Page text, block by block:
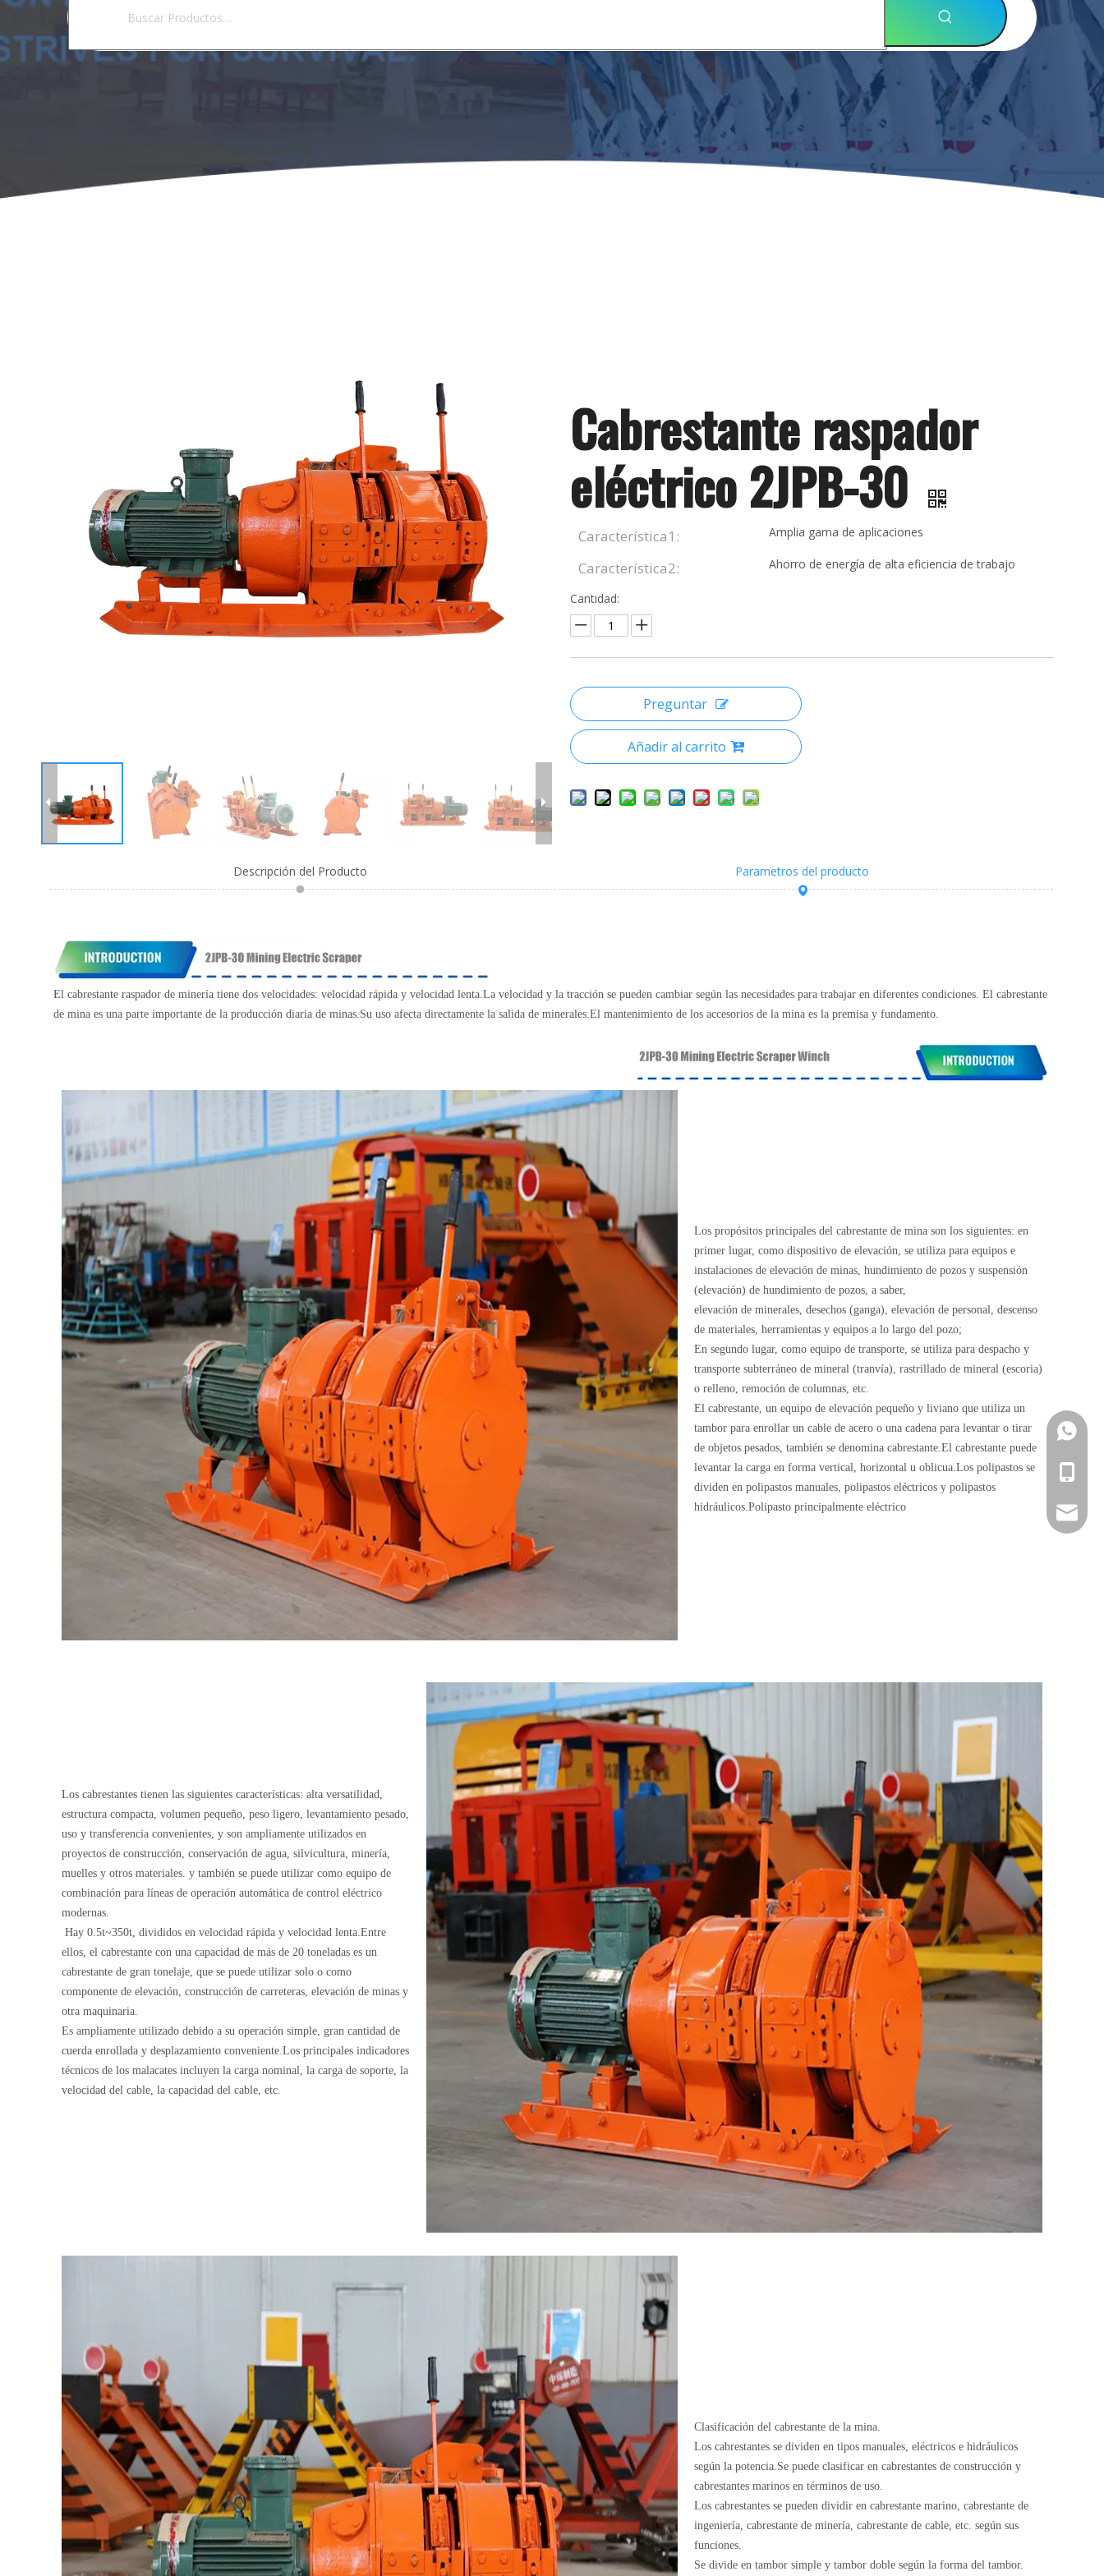
Cabrestante raspador
eléctrico 2JPB-30
Característica1: Amplia gama de aplicaciones
Característica2: Ahorro de energía de alta eficiencia de trabajo
Cantidad:
Preguntar
Añadir al carrito
Descripción del Producto Parametros del producto
El cabrestante raspador de minería tiene dos velocidades: velocidad rápida y velocidad lenta.La velocidad y la tracción se pueden cambiar según las necesidades para trabajar en diferentes condiciones. El cabrestante
de mina es una parte importante de la producción diaria de minas.Su uso afecta directamente la salida de minerales.El mantenimiento de los accesorios de la mina es la premisa y fundamento.
Los propósitos principales del cabrestante de mina son los siguientes: en
primer lugar, como dispositivo de elevación, se utiliza para equipos e
instalaciones de elevación de minas, hundimiento de pozos y suspensión
(elevación) de hundimiento de pozos, a saber,
elevación de minerales, desechos (ganga), elevación de personal, descenso
de materiales, herramientas y equipos a lo largo del pozo;
En segundo lugar, como equipo de transporte, se utiliza para despacho y
transporte subterráneo de mineral (tranvía), rastrillado de mineral (escoria)
o relleno, remoción de columnas, etc.
El cabrestante, un equipo de elevación pequeño y liviano que utiliza un
tambor para enrollar un cable de acero o una cadena para levantar o tirar
de objetos pesados, también se denomina cabrestante.El cabrestante puede
levantar la carga en forma vertical, horizontal u oblicua.Los polipastos se
dividen en polipastos manuales, polipastos eléctricos y polipastos
hidráulicos.Polipasto principalmente eléctrico
Los cabrestantes tienen las siguientes características: alta versatilidad,
estructura compacta, volumen pequeño, peso ligero, levantamiento pesado,
uso y transferencia convenientes, y son ampliamente utilizados en
proyectos de construcción, conservación de agua, silvicultura, minería,
muelles y otros materiales. y también se puede utilizar como equipo de
combinación para líneas de operación automática de control eléctrico
modernas.
Hay 0.5t~350t, divididos en velocidad rápida y velocidad lenta.Entre
ellos, el cabrestante con una capacidad de más de 20 toneladas es un
cabrestante de gran tonelaje, que se puede utilizar solo o como
componente de elevación, construcción de carreteras, elevación de minas y
otra maquinaria.
Es ampliamente utilizado debido a su operación simple, gran cantidad de
cuerda enrollada y desplazamiento conveniente.Los principales indicadores
técnicos de los malacates incluyen la carga nominal, la carga de soporte, la
velocidad del cable, la capacidad del cable, etc.
Clasificación del cabrestante de la mina.
Los cabrestantes se dividen en tipos manuales, eléctricos e hidráulicos
según la potencia.Se puede clasificar en cabrestantes de construcción y
cabrestantes marinos en términos de uso.
Los cabrestantes se pueden dividir en cabrestante marino, cabrestante de
ingeniería, cabrestante de minería, cabrestante de cable, etc. según sus
funciones.
Se divide en tambor simple y tambor doble según la forma del tambor.
+86-